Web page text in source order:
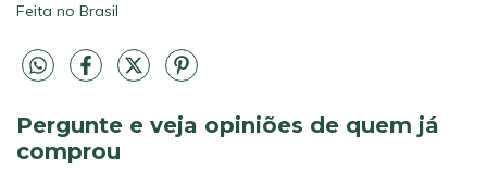
Feita no Brasil
Pergunte e veja opiniões de quem já
comprou